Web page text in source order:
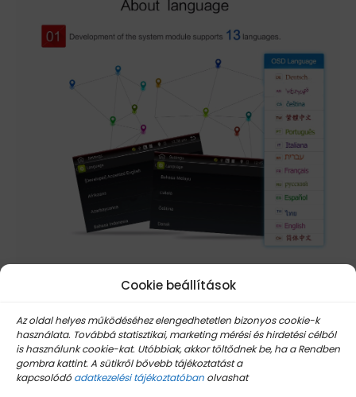
Cookie beállítások
Az oldal helyes működéséhez elengedhetetlen bizonyos cookie-k
használata. Továbbá statisztikai, marketing mérési és hirdetési célból
is használunk cookie-kat. Utóbbiak, akkor töltődnek be, ha a Rendben
gombra kattint. A sütikről bővebb tájékoztatást a
kapcsolódó adatkezelési tájékoztatóban olvashat